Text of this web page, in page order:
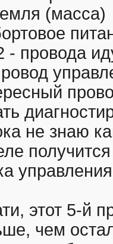
(масса)
- провода
не знаю
этот 5-й
чем